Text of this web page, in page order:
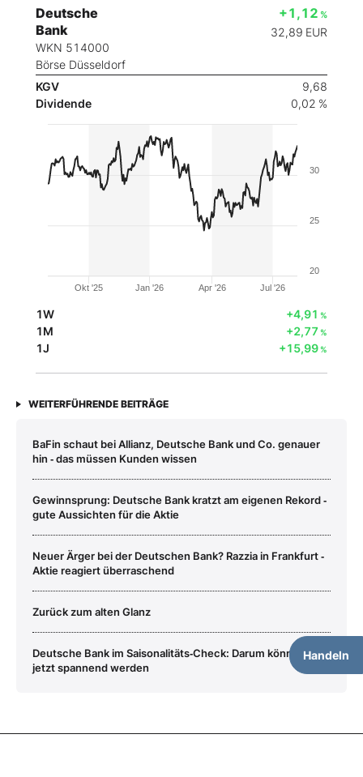
Deutsche
Bank
WKN 514000
Börse Düsseldorf
+1,12 %
32,89 EUR
KGV
9,68
Dividende
0,02 %
Handeln
Okt '25 Jan '26 Apr '26 Jul '26
20
25
30
1W +4,91 %
1M +2,77 %
1J +15,99%
WEITERFÜHRENDE BEITRÄGE
BaFin schaut bei Allianz, Deutsche Bank und Co. genauer
hin ‑ das müssen Kunden wissen
Gewinnsprung: Deutsche Bank kratzt am eigenen Rekord ‑
gute Aussichten für die Aktie
Neuer Ärger bei der Deutschen Bank? Razzia in Frankfurt ‑
Aktie reagiert überraschend
Zurück zum alten Glanz
Deutsche Bank im Saisonalitäts‑Check: Darum könnte es
jetzt spannend werden